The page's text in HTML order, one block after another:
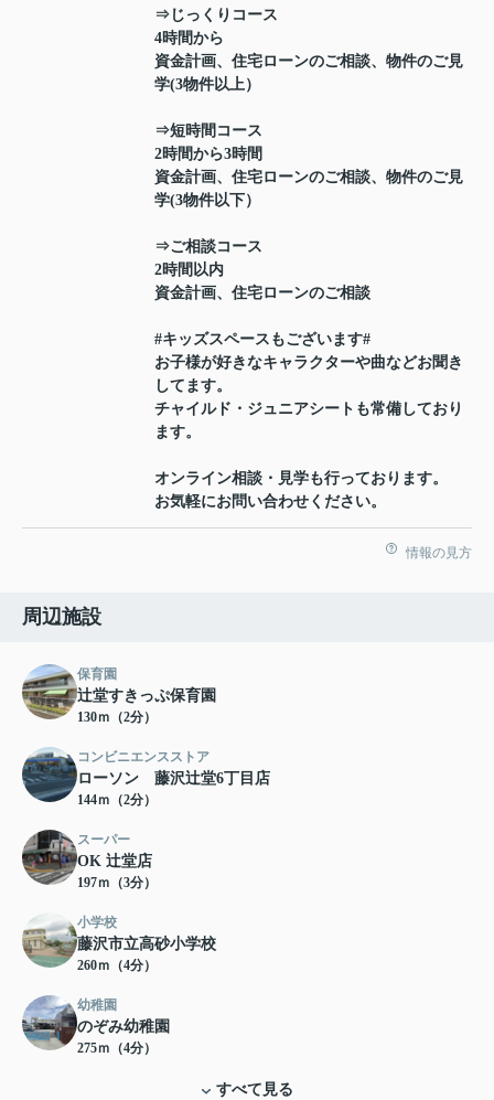
⇒じっくりコース
4時間から
資金計画、住宅ローンのご相談、物件のご見
学(3物件以上）
⇒短時間コース
2時間から3時間
資金計画、住宅ローンのご相談、物件のご見
学(3物件以下）
⇒ご相談コース
2時間以内
資金計画、住宅ローンのご相談
#キッズスペースもございます#
お子様が好きなキャラクターや曲などお聞き
してます。
チャイルド・ジュニアシートも常備しており
ます。
オンライン相談・見学も行っております。
お気軽にお問い合わせください。
情報の見方
周辺施設
保育園
辻堂すきっぷ保育園
130ｍ（2分）
コンビニエンスストア
ローソン 藤沢辻堂6丁目店
144ｍ（2分）
スーパー
OK 辻堂店
197ｍ（3分）
小学校
藤沢市立高砂小学校
260ｍ（4分）
幼稚園
のぞみ幼稚園
275ｍ（4分）
すべて見る